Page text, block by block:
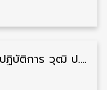
ธนาคารออมสิน รับสมัครลูกจ้างปฏิบัติการ วุฒิ ป.ตรี หลายอัตรา รับสมัครตั้งแต่บัดนี้ – 30 เมษายน